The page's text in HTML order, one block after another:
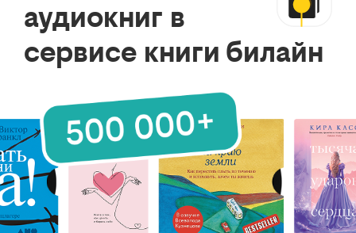
аудиокниг в
сервисе книги билайн